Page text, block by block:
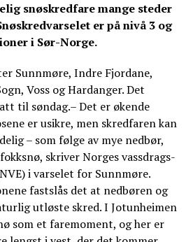
snøskredfare mange steder
er på nivå 3 og
i Sør-Norge.
Sunnmøre, Indre Fjordane,
Voss og Hardanger. Det
til søndag.– Det er økende
er usikre, men skredfaren kan
– som følge av mye nedbør,
skriver Norges vassdrags-
i varselet for Sunnmøre.
fastslås det at nedbøren og
utløste skred. I Jotunheimen
som et faremoment, og her er